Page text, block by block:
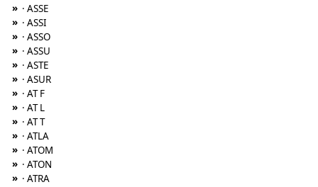
» · ASSE
» · ASSI
» · ASSO
» · ASSU
» · ASTE
» · ASUR
» · AT F
» · AT L
» · AT T
» · ATLA
» · ATOM
» · ATON
» · ATRA